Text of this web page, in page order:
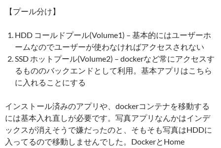
【プール分け】
HDD コールドプール(Volume1) – 基本的にはユーザーホ
ームなのでユーザーが使わなければアクセスされない
SSD ホットプール(Volume2) – dockerなど常にアクセスす
るもののバックエンドとして利用。基本アプリはこちら
に入れることにする
インストール済みのアプリや、dockerコンテナを移動する
には基本入れ直しが必要です。写真アプリなんかはインデ
ックスが消えそうで嫌だったのと、そもそも写真はHDDに
入ってるので移動しませんでした。DockerとHome